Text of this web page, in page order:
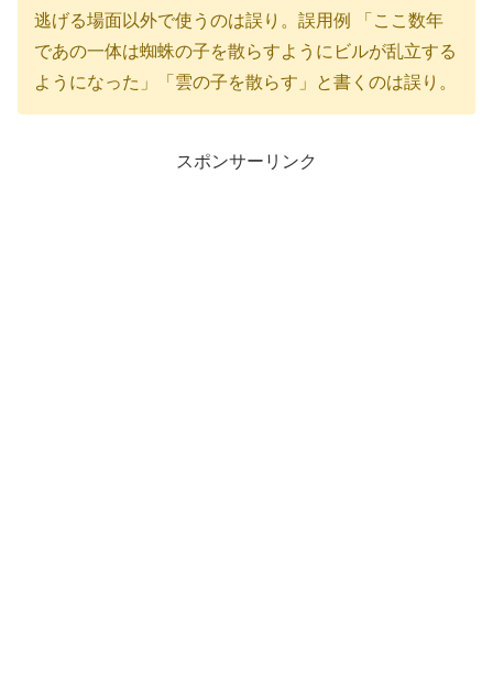
逃げる場面以外で使うのは誤り。誤用例 「ここ数年
であの一体は蜘蛛の子を散らすようにビルが乱立する
ようになった」「雲の子を散らす」と書くのは誤り。
スポンサーリンク